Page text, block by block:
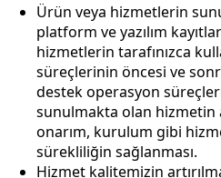
Ürün veya hizmetlerin
platform ve yazılım
hizmetlerin tarafınızca
süreçlerinin öncesi ve
destek operasyon
sunulmakta olan hizmetin
onarım, kurulum gibi
sürekliliğin sağlanması.
Hizmet kalitemizin